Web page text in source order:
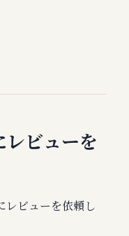
ビューを
レビューを依頼し